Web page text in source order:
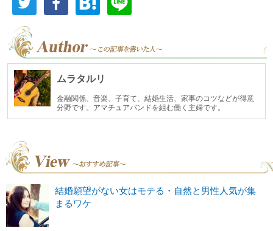
ムラタルリ
金融関係、音楽、子育て、結婚生活、家事のコツなどが得意
分野です。アマチュアバンドを組む働く主婦です。
結婚願望がない女はモテる・自然と男性人気が集
まるワケ